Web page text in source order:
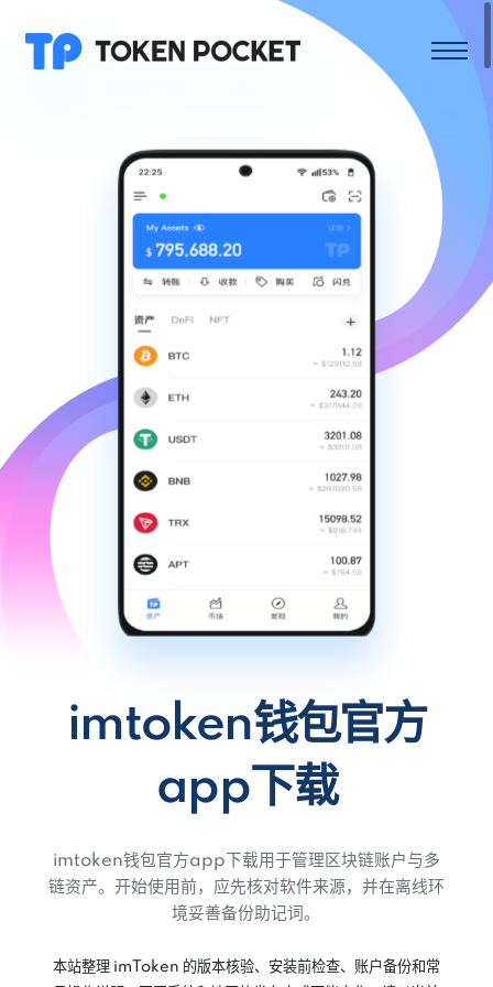
imtoken钱包官方
app下载
imtoken钱包官方app下载用于管理区块链账户与多
链资产。开始使用前，应先核对软件来源，并在离线环
境妥善备份助记词。
本站整理 imToken 的版本核验、安装前检查、账户备份和常